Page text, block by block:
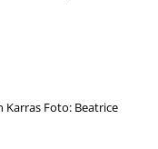
Karras Foto: Beatrice